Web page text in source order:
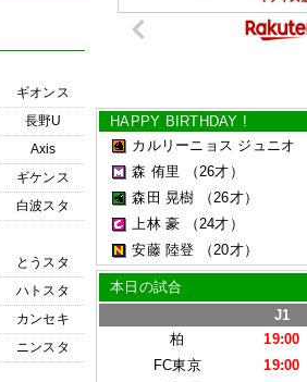
ギオンス
長野U
Axis
ギケンス
白波スタ
とうスタ
ハトスタ
カンセキ
ニンスタ
HAPPY BIRTHDAY !
カルリーニョス ジュニオ
森 侑里
（26才）
森田 晃樹
（26才）
上林 豪
（24才）
安藤 陸登
（20才）
本日の試合
J1
柏
19:00
FC東京
19:00